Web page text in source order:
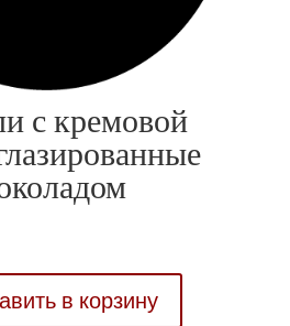
с кремовой
в корзину